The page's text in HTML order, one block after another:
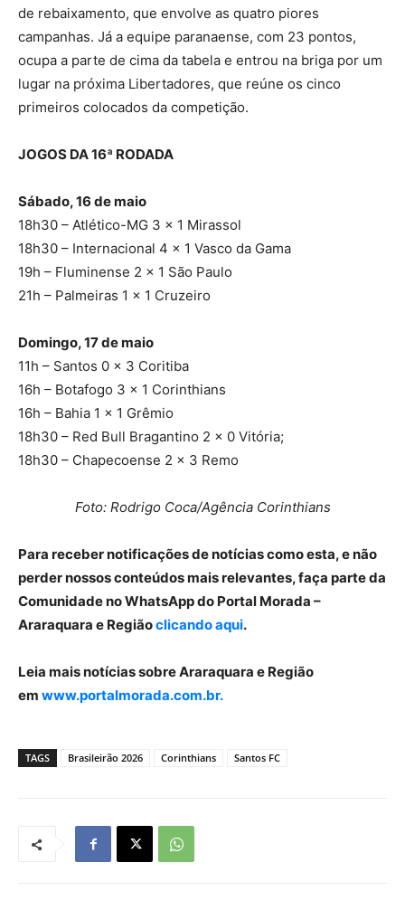
de rebaixamento, que envolve as quatro piores
campanhas. Já a equipe paranaense, com 23 pontos,
ocupa a parte de cima da tabela e entrou na briga por um
lugar na próxima Libertadores, que reúne os cinco
primeiros colocados da competição.
JOGOS DA 16ª RODADA
Sábado, 16 de maio
18h30 – Atlético-MG 3 x 1 Mirassol
18h30 – Internacional 4 x 1 Vasco da Gama
19h – Fluminense 2 x 1 São Paulo
21h – Palmeiras 1 x 1 Cruzeiro
Domingo, 17 de maio
11h – Santos 0 x 3 Coritiba
16h – Botafogo 3 x 1 Corinthians
16h – Bahia 1 x 1 Grêmio
18h30 – Red Bull Bragantino 2 x 0 Vitória;
18h30 – Chapecoense 2 x 3 Remo
Foto: Rodrigo Coca/Agência Corinthians
Para receber notificações de notícias como esta, e não
perder nossos conteúdos mais relevantes, faça parte da
Comunidade no WhatsApp do Portal Morada –
Araraquara e Regiãoclicando aqui.
Leia mais notícias sobre Araraquara e Região
em www.portalmorada.com.br.
TAGS Brasileirão 2026 Corinthians Santos FC